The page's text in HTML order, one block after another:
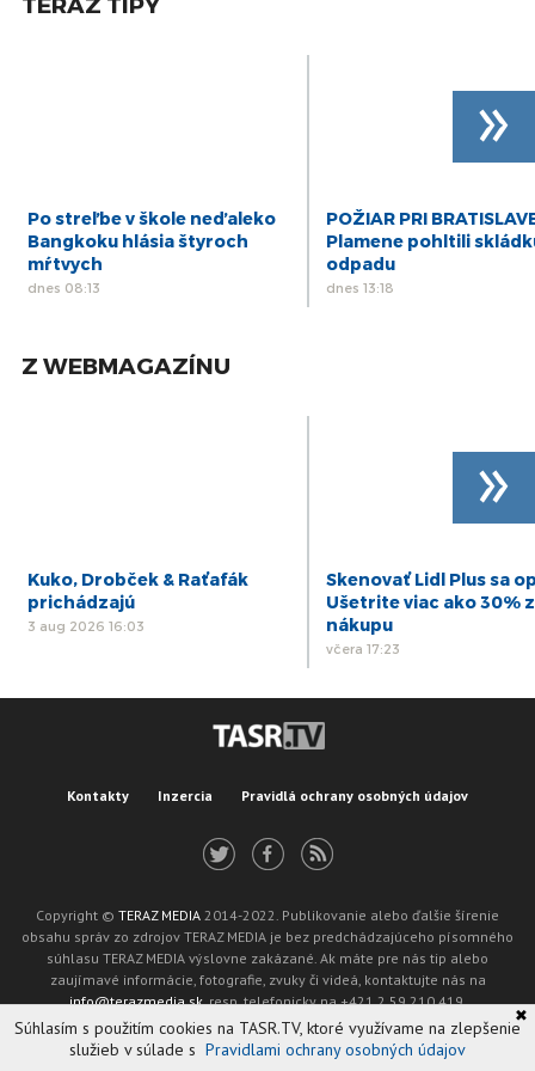
Po streľbe v škole neďaleko
Bangkoku hlásia štyroch
mŕtvych
dnes 08:13
POŽIAR PRI
Plamene pohltili
odpadu
dnes 13:18
»
Z WEBMAGAZÍNU
Kuko, Drobček & Raťafák
prichádzajú
3 aug 2026 16:03
Skenovať Lidl Plus sa
Ušetrite viac ako 30% z
nákupu
včera 17:23
»
Kontakty Inzercia Pravidlá ochrany osobných údajov
Copyright © TERAZ MEDIA 2014-2022. Publikovanie alebo ďalšie šírenie
obsahu správ zo zdrojov TERAZ MEDIA je bez predchádzajúceho písomného
súhlasu TERAZ MEDIA výslovne zakázané. Ak máte pre nás tip alebo
zaujímavé informácie, fotografie, zvuky či videá, kontaktujte nás na
info@terazmedia.sk, resp. telefonicky na +421 2 59 210 419.
Žiadosť o zverejnenie opravy v zmysle zákona o publikáciách je možné zaslať
na adresu oprava@tasr.sk.
Súhlasím s použitím cookies na TASR.TV, ktoré využívame na zlepšenie
služieb v súlade s Pravidlami ochrany osobných údajov
✖